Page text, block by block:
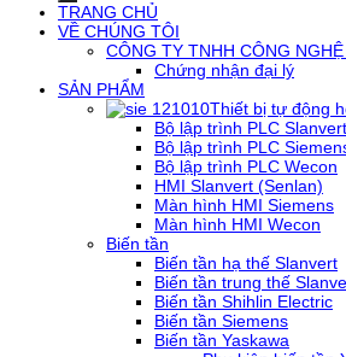
TRANG CHỦ
VỀ CHÚNG TÔI
CÔNG TY TNHH CÔNG
Chứng nhận đại lý
SẢN PHẨM
Thiết bị tự động
Bộ lập trình PLC Slanvert
Bộ lập trình PLC
Bộ lập trình PLC Wecon
HMI Slanvert (Senlan)
Màn hình HMI Siemens
Màn hình HMI Wecon
Biến tần
Biến tần hạ thế Slanvert
Biến tần trung thế
Biến tần Shihlin Electric
Biến tần Siemens
Biến tần Yaskawa